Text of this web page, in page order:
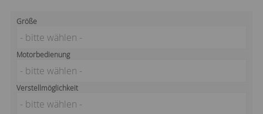
Größe
- bitte wählen -
Motorbedienung
- bitte wählen -
Verstellmöglichkeit
- bitte wählen -